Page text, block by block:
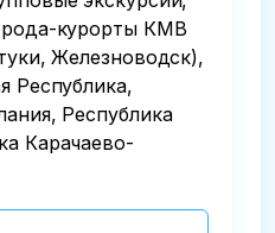
курорты КМВ
Железноводск),
Республика,
Республика
Карачаево-